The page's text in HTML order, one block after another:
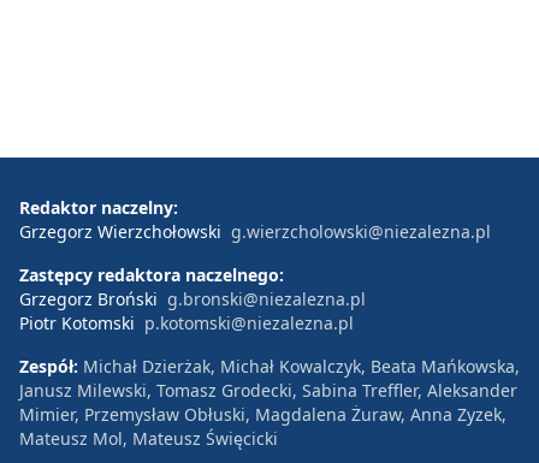
Redaktor naczelny:
Grzegorz Wierzchołowski g.wierzcholowski@niezalezna.pl
Zastępcy redaktora naczelnego:
Grzegorz Broński g.bronski@niezalezna.pl
Piotr Kotomski p.kotomski@niezalezna.pl
Zespół: Michał Dzierżak, Michał Kowalczyk, Beata Mańkowska,
Janusz Milewski, Tomasz Grodecki, Sabina Treffler, Aleksander
Mimier, Przemysław Obłuski, Magdalena Żuraw, Anna Zyzek,
Mateusz Mol, Mateusz Święcicki